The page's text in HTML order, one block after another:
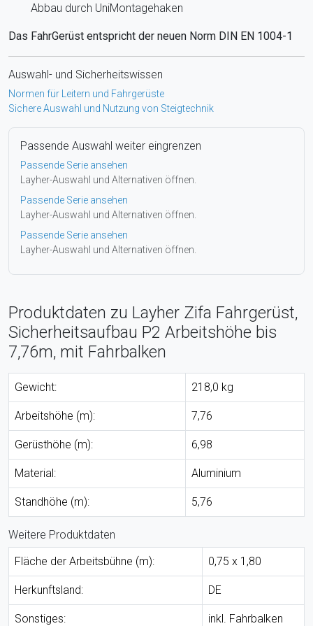
Abbau durch UniMontagehaken
Das FahrGerüst entspricht der neuen Norm DIN EN 1004-1
Auswahl- und Sicherheitswissen
Normen für Leitern und Fahrgerüste
Sichere Auswahl und Nutzung von Steigtechnik
Passende Auswahl weiter eingrenzen
Passende Serie ansehen
Layher-Auswahl und Alternativen öffnen.
Passende Serie ansehen
Layher-Auswahl und Alternativen öffnen.
Passende Serie ansehen
Layher-Auswahl und Alternativen öffnen.
Produktdaten zu Layher Zifa Fahrgerüst,
Sicherheitsaufbau P2 Arbeitshöhe bis
7,76m, mit Fahrbalken
Gewicht: 218,0 kg
Arbeitshöhe (m): 7,76
Gerüsthöhe (m): 6,98
Material: Aluminium
Standhöhe (m): 5,76
Weitere Produktdaten
Fläche der Arbeitsbühne (m):
0,75 x 1,80
Herkunftsland: DE
Sonstiges: inkl. Fahrbalken